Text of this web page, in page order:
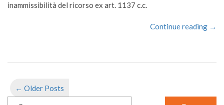
inammissibilità del ricorso ex art. 1137 c.c.
Continue reading →
← Older Posts